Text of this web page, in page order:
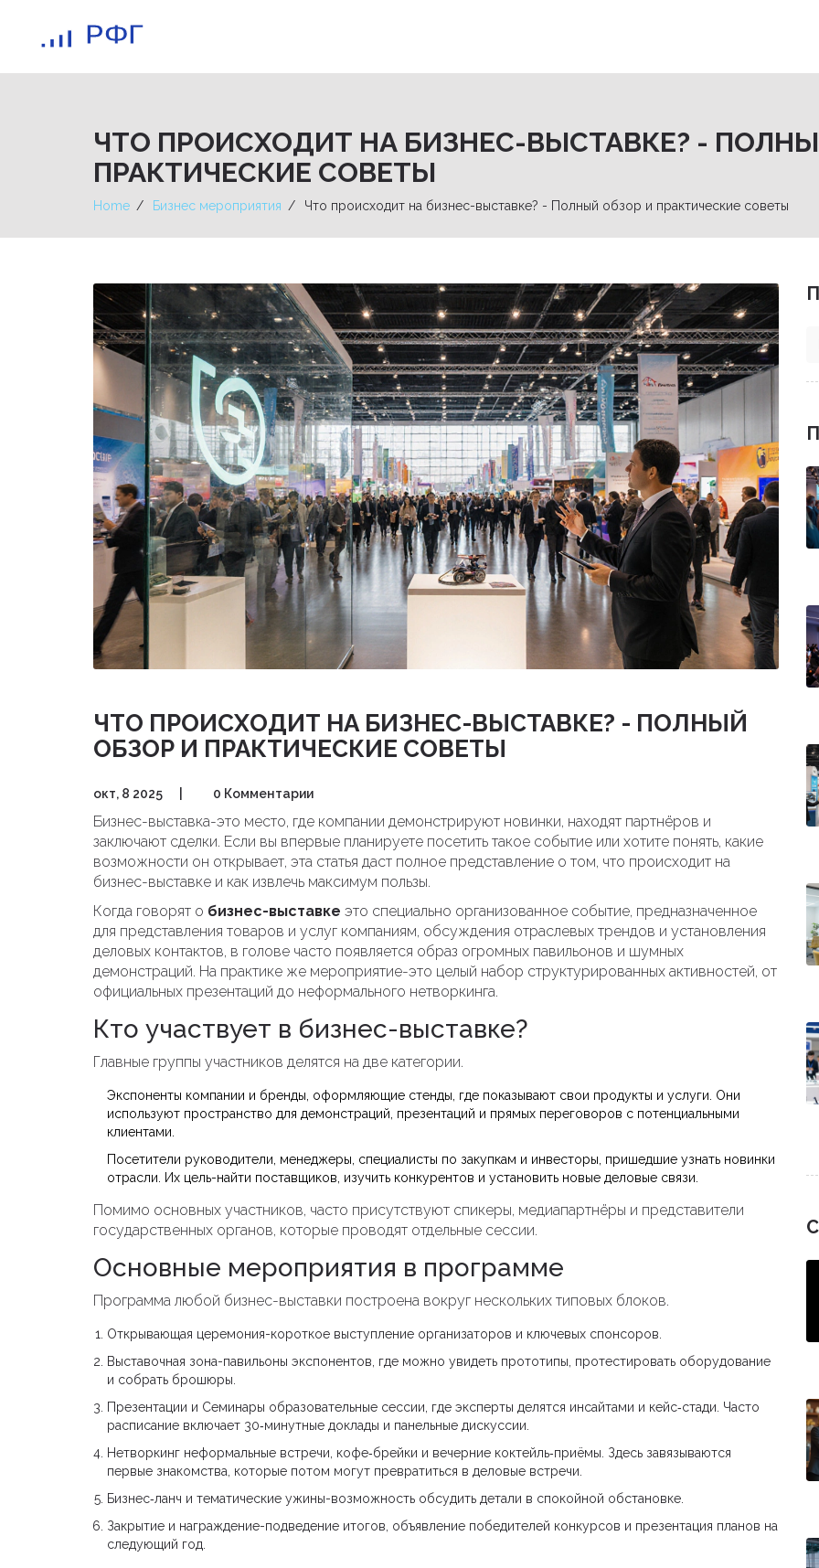
ЧТО ПРОИСХОДИТ НА БИЗНЕС-ВЫСТАВКЕ? -
ПРАКТИЧЕСКИЕ СОВЕТЫ
Home Бизнес мероприятия Что происходит на бизнес-выставке? - Полный обзор и практические советы
ЧТО ПРОИСХОДИТ НА БИЗНЕС-ВЫСТАВКЕ? - ПОЛНЫЙ
ОБЗОР И ПРАКТИЧЕСКИЕ СОВЕТЫ
окт, 8 2025 0 Комментарии
Бизнес-выставка-это место, где компании демонстрируют новинки, находят партнёров и
заключают сделки. Если вы впервые планируете посетить такое событие или хотите понять, какие
возможности он открывает, эта статья даст полное представление о том, что происходит на
бизнес-выставке и как извлечь максимум пользы.
Когда говорят о бизнес-выставке это специально организованное событие, предназначенное
для представления товаров и услуг компаниям, обсуждения отраслевых трендов и установления
деловых контактов, в голове часто появляется образ огромных павильонов и шумных
демонстраций. На практике же мероприятие-это целый набор структурированных активностей, от
официальных презентаций до неформального нетворкинга.
Кто участвует в бизнес-выставке?
Главные группы участников делятся на две категории.
Экспоненты компании и бренды, оформляющие стенды, где показывают свои продукты и услуги . Они
используют пространство для демонстраций, презентаций и прямых переговоров с потенциальными
клиентами.
Посетители руководители, менеджеры, специалисты по закупкам и инвесторы, пришедшие узнать новинки
отрасли . Их цель-найти поставщиков, изучить конкурентов и установить новые деловые связи.
Помимо основных участников, часто присутствуют спикеры, медиапартнёры и представители
государственных органов, которые проводят отдельные сессии.
Основные мероприятия в программе
Программа любой бизнес-выставки построена вокруг нескольких типовых блоков.
Открывающая церемония-короткое выступление организаторов и ключевых спонсоров.
Выставочная зона-павильоны экспонентов, где можно увидеть прототипы, протестировать оборудование
и собрать брошюры.
Презентации и Семинары образовательные сессии, где эксперты делятся инсайтами и кейс‑стади . Часто
расписание включает 30‑минутные доклады и панельные дискуссии.
Нетворкинг неформальные встречи, кофе‑брейки и вечерние коктейль‑приёмы . Здесь завязываются
первые знакомства, которые потом могут превратиться в деловые встречи.
Бизнес‑ланч и тематические ужины-возможность обсудить детали в спокойной обстановке.
Закрытие и награждение-подведение итогов, объявление победителей конкурсов и презентация планов на
следующий год.